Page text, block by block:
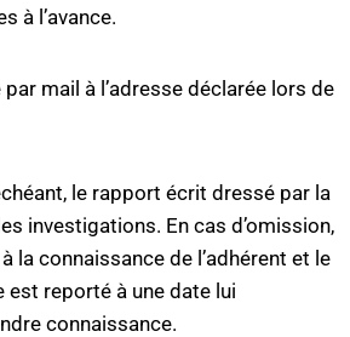
à l’avance.
mail à l’adresse déclarée lors de
le rapport écrit dressé par la
investigations. En cas d’omission,
la connaissance de l’adhérent et le
reporté à une date lui
connaissance.